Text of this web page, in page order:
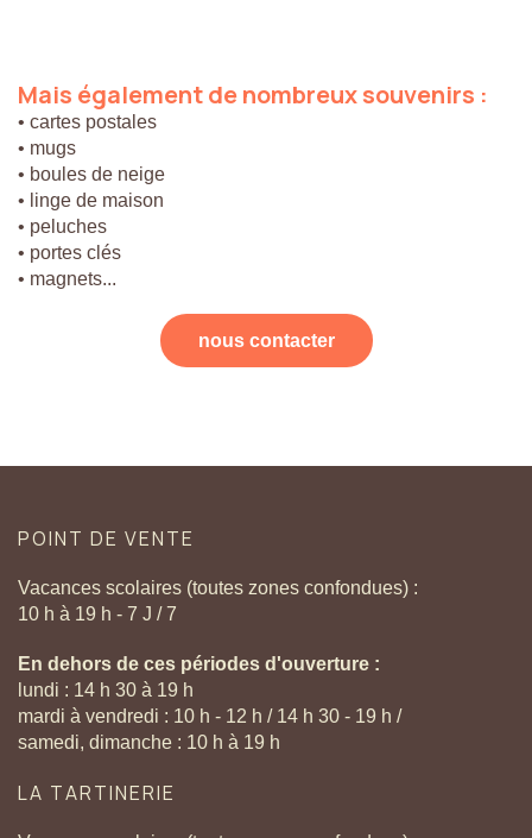
Mais égalementdenombreuxsouvenirs :
• cartes postales
• mugs
• boules de neige
• linge de maison
• peluches
• portes clés
• magnets...
nous contacter
POINT DE VENTE
Vacances scolaires (toutes zones confondues) :
10 h à 19 h - 7 J / 7
En dehors de ces périodes d'ouverture :
lundi : 14 h 30 à 19 h
mardi à vendredi : 10 h - 12 h / 14 h 30 - 19 h /
samedi, dimanche : 10 h à 19 h
LA TARTINERIE